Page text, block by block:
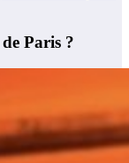
Paris ?